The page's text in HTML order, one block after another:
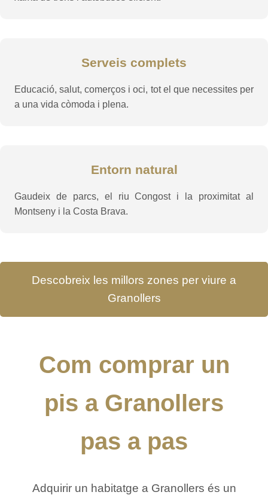
Serveis complets
Educació, salut, comerços i oci, tot el que necessites per
a una vida còmoda i plena.
Entorn natural
Gaudeix de parcs, el riu Congost i la proximitat al
Montseny i la Costa Brava.
Descobreix les millors zones per viure a
Granollers
Com comprar un
pis a Granollers
pas a pas
Adquirir un habitatge a Granollers és un